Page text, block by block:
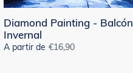
Diamond Painting - Balcón
Invernal
A partir de Precio
€16,90